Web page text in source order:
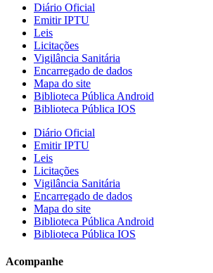
Diário Oficial
Emitir IPTU
Leis
Licitações
Vigilância Sanitária
Encarregado de dados
Mapa do site
Biblioteca Pública Android
Biblioteca Pública IOS
Diário Oficial
Emitir IPTU
Leis
Licitações
Vigilância Sanitária
Encarregado de dados
Mapa do site
Biblioteca Pública Android
Biblioteca Pública IOS
Acompanhe